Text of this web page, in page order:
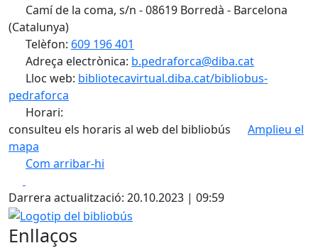
Camí de la coma, s/n - 08619 Borredà - Barcelona
(Catalunya)
Telèfon: 609 196 401
Adreça electrònica: b.pedraforca@diba.cat
Lloc web: bibliotecavirtual.diba.cat/bibliobus-
pedraforca
Horari:
consulteu els horaris al web del bibliobús
Amplieu el
mapa
Com arribar-hi
+
−
Darrera actualització: 20.10.2023 | 09:59
Logotip del bibliobús
Enllaços